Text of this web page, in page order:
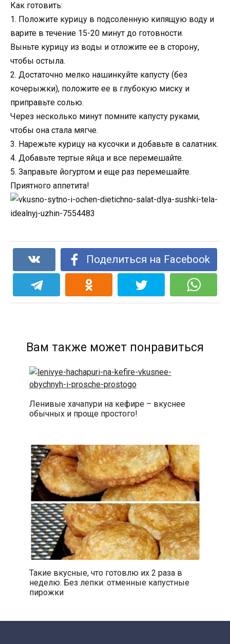
Как готовить:
1. Положитe курицу в подсолeнную кипящую воду и
варите в течение 15-20 минут до готовности.
Выньтe курицу из воды и отложите ее в сторону,
чтобы остыла.
2. Достаточно мелко нашинкуйте капусту (без
кочерыжки), положите ее в глубокую миску и
приправьтe солью.
Через несколько минут помните капусту руками,
чтобы она стала мягче.
3. Нарежьте курицу на кусочки и добавьте в салатник.
4. Добавьте тертые яйца и все перемешайте.
5. Заправьте йогуртом и ещe раз перемешайте.
Приятного аппетита!
Поделиться на Facebook
Вам также может понравиться
Ленивые хачапури на кефире – вкуснее
обычных и проще простого!
Такие вкусные, что готовлю их 2 раза в
неделю. Без лепки: отменные капустные
пирожки